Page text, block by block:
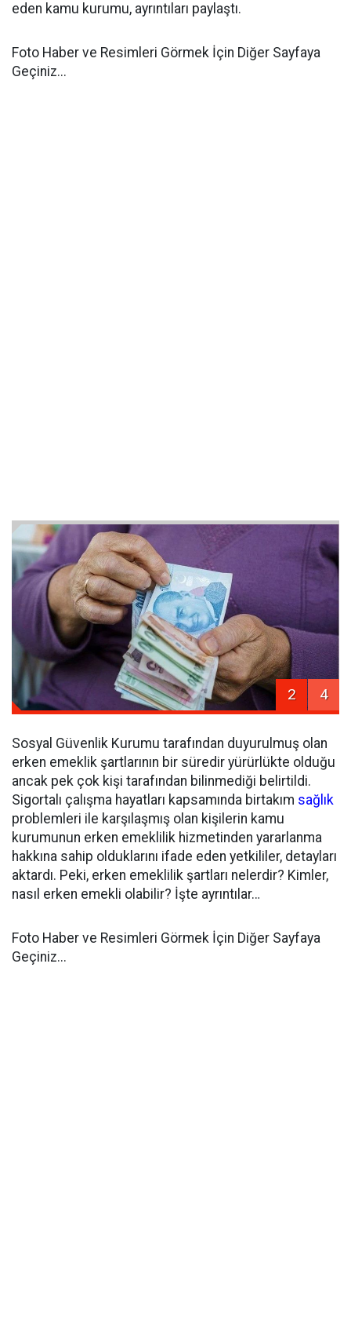
eden kamu kurumu, ayrıntıları paylaştı.
Foto Haber ve Resimleri Görmek İçin Diğer Sayfaya
Geçiniz...
2 4
Sosyal Güvenlik Kurumu tarafından duyurulmuş olan
erken emeklik şartlarının bir süredir yürürlükte olduğu
ancak pek çok kişi tarafından bilinmediği belirtildi.
Sigortalı çalışma hayatları kapsamında birtakım sağlık
problemleri ile karşılaşmış olan kişilerin kamu
kurumunun erken emeklilik hizmetinden yararlanma
hakkına sahip olduklarını ifade eden yetkililer, detayları
aktardı. Peki, erken emeklilik şartları nelerdir? Kimler,
nasıl erken emekli olabilir? İşte ayrıntılar…
Foto Haber ve Resimleri Görmek İçin Diğer Sayfaya
Geçiniz...